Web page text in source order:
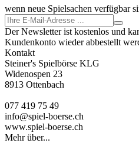
wenn neue Spielsachen verfügbar
Der Newsletter ist kostenlos und
Kundenkonto wieder abbestellt
Kontakt
Steiner's Spielbörse KLG
Widenospen 23
8913 Ottenbach
077 419 75 49
info@spiel-boerse.ch
www.spiel-boerse.ch
Mehr über...